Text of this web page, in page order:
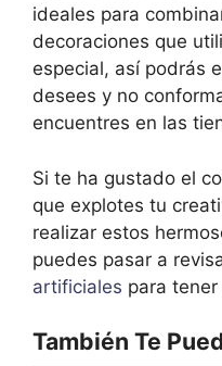
ideales para
decoraciones que
especial, así podrás
desees y no
encuentres en las
Si te ha gustado el
que explotes tu
realizar estos
puedes pasar a
artificiales para
También Te